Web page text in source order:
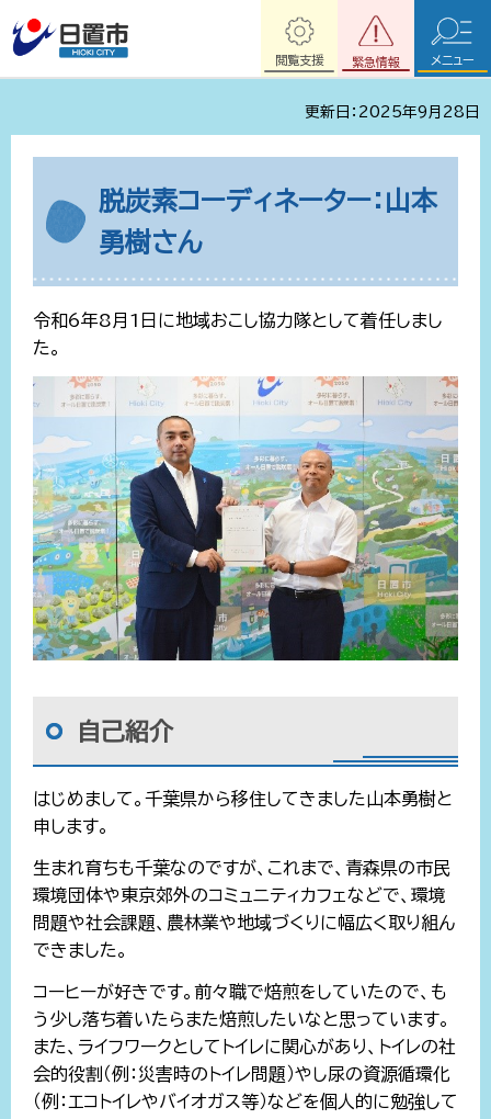
緊急情報
閲覧支援 メニュー
更新日：2025年9月28日
脱炭素コーディネーター：山本
勇樹さん
令和6年8月1日に地域おこし協力隊として着任しまし
た。
自己紹介
はじめまして。千葉県から移住してきました山本勇樹と
申します。
生まれ育ちも千葉なのですが、これまで、青森県の市民
環境団体や東京郊外のコミュニティカフェなどで、環境
問題や社会課題、農林業や地域づくりに幅広く取り組ん
できました。
コーヒーが好きです。前々職で焙煎をしていたので、も
う少し落ち着いたらまた焙煎したいなと思っています。
また、ライフワークとしてトイレに関心があり、トイレの社
会的役割（例：災害時のトイレ問題）やし尿の資源循環化
（例：エコトイレやバイオガス等）などを個人的に勉強して